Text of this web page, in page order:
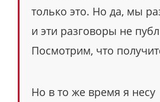
только это. Но да, мы
и эти разговоры не
Посмотрим, что
Но в то же время я несу